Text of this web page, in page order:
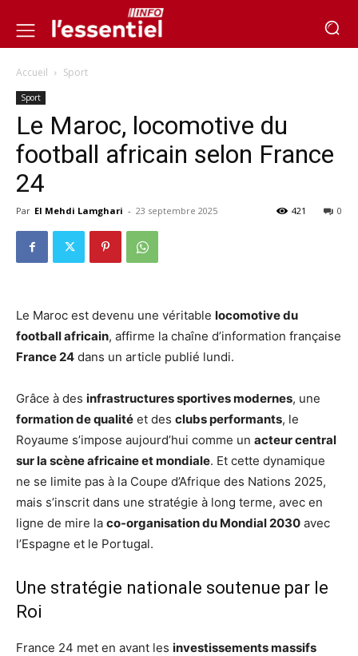
Accueil Sport
Sport
Le Maroc, locomotive du
football africain selon France
24
Par El Mehdi Lamghari - 23 septembre 2025 0
421
Le Maroc est devenu une véritable locomotive du
football africain, affirme la chaîne d’information française
France 24 dans un article publié lundi.
Grâce à des infrastructures sportives modernes, une
formation de qualité et des clubs performants, le
Royaume s’impose aujourd’hui comme un acteur central
sur la scène africaine et mondiale. Et cette dynamique
ne se limite pas à la Coupe d’Afrique des Nations 2025,
mais s’inscrit dans une stratégie à long terme, avec en
ligne de mire la co-organisation du Mondial 2030 avec
l’Espagne et le Portugal.
Une stratégie nationale soutenue par le
Roi
France 24 met en avant les investissements massifs